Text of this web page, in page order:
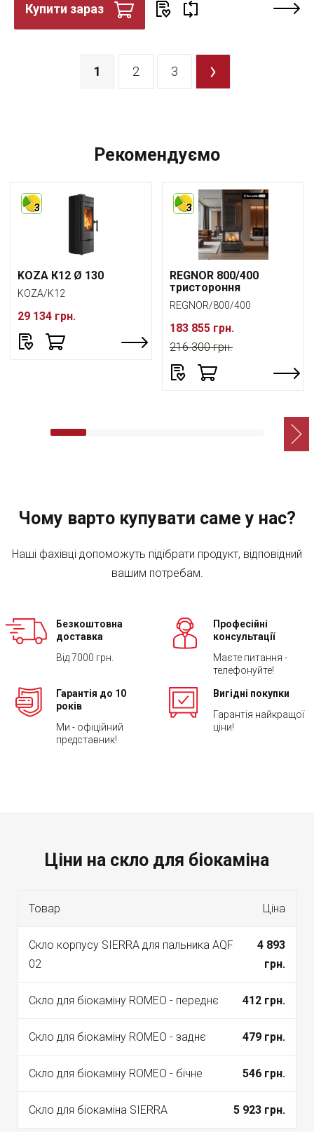
Купити зараз
1 2 3 >
Рекомендуємо
3
KOZA К12 Ø 130
KOZA/K12
29 134 грн.
3
REGNOR 800/400
тристороння
REGNOR/800/400
183 855 грн.
216 300 грн.
Чому варто купувати саме у нас?
Наші фахівці допоможуть підібрати продукт, відповідний
вашим потребам.
Безкоштовна
доставка
Від 7000 грн.
Професійні
консультації
Маєте питання -
телефонуйте!
Гарантія до 10
років
Ми - офіційний
представник!
Вигідні покупки
Гарантія найкращої
ціни!
Ціни на скло для біокаміна
Товар Ціна
Скло корпусу SIERRA для пальника AQF
02
4 893
грн.
Скло для біокаміну ROMEO - переднє 412 грн.
Скло для біокаміну ROMEO - заднє 479 грн.
Скло для біокаміну ROMEO - бічне 546 грн.
Скло для біокаміна SIERRA 5 923 грн.